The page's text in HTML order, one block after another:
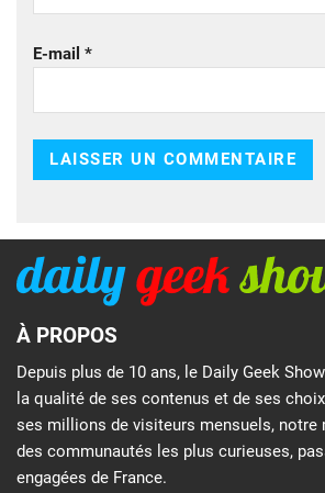
E-mail *
À PROPOS
Depuis plus de 10 ans, le Daily Geek
la qualité de ses contenus et de ses
ses millions de visiteurs mensuels, notre
des communautés les plus curieuses,
engagées de France.